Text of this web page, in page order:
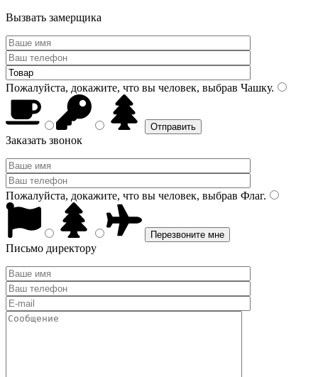
Вызвать замерщика
Пожалуйста, докажите, что вы человек, выбрав Чашку.
Заказать звонок
Пожалуйста, докажите, что вы человек, выбрав Флаг.
Письмо директору